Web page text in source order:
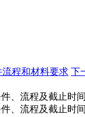
流程和材料要求 下
、流程及截止时间
、流程及截止时间